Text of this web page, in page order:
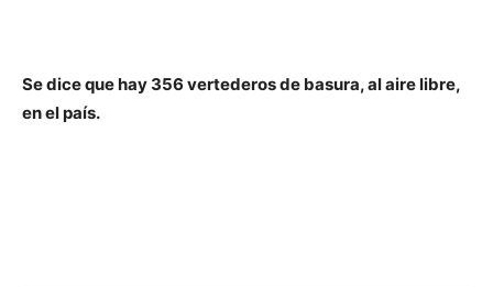
Se dice que hay 356 vertederos de basura, al aire libre,
en el país.